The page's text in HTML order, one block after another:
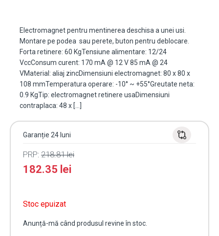
Electromagnet pentru mentinerea deschisa a unei usi.
Montare pe podea sau perete, buton pentru deblocare.
Forta retinere: 60 KgTensiune alimentare: 12/24
VccConsum curent: 170 mA @ 12 V 85 mA @ 24
VMaterial: aliaj zincDimensiuni electromagnet: 80 x 80 x
108 mmTemperatura operare: -10° ~ +55°Greutate neta:
0.9 KgTip: electromagnet retinere usaDimensiuni
contraplaca: 48 x […]
Garanție 24 luni
PRP: 218.81lei
182.35 lei
Stoc epuizat
Anunță-mă când produsul revine în stoc.